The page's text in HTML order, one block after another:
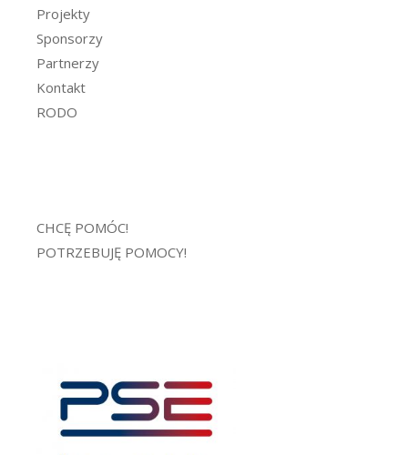
Projekty
Sponsorzy
Partnerzy
Kontakt
RODO
CHCĘ POMÓC!
POTRZEBUJĘ POMOCY!